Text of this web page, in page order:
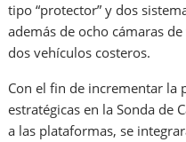
tipo “protector” y dos
además de ocho cámaras
dos vehículos costeros.
Con el fin de incrementar la
estratégicas en la Sonda de
a las plataformas, se